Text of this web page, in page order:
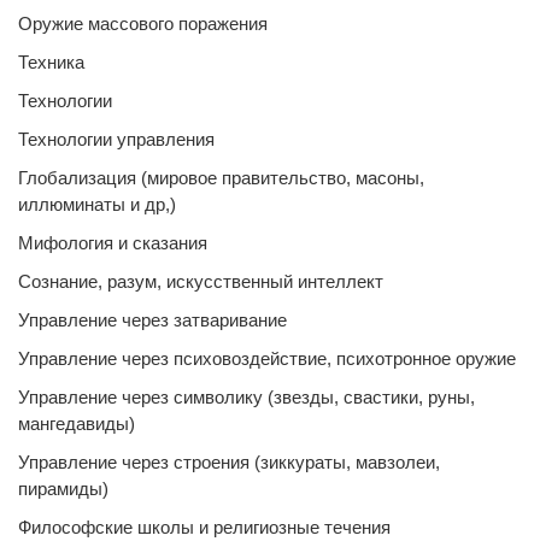
Оружие массового поражения
Техника
Технологии
Технологии управления
Глобализация (мировое правительство, масоны,
иллюминаты и др,)
Мифология и сказания
Сознание, разум, искусственный интеллект
Управление через затваривание
Управление через психовоздействие, психотронное оружие
Управление через символику (звезды, свастики, руны,
мангедавиды)
Управление через строения (зиккураты, мавзолеи,
пирамиды)
Философские школы и религиозные течения